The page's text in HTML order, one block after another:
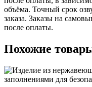
объёма. Точный срок
заказа. Заказы на
после оплаты.
Похожие